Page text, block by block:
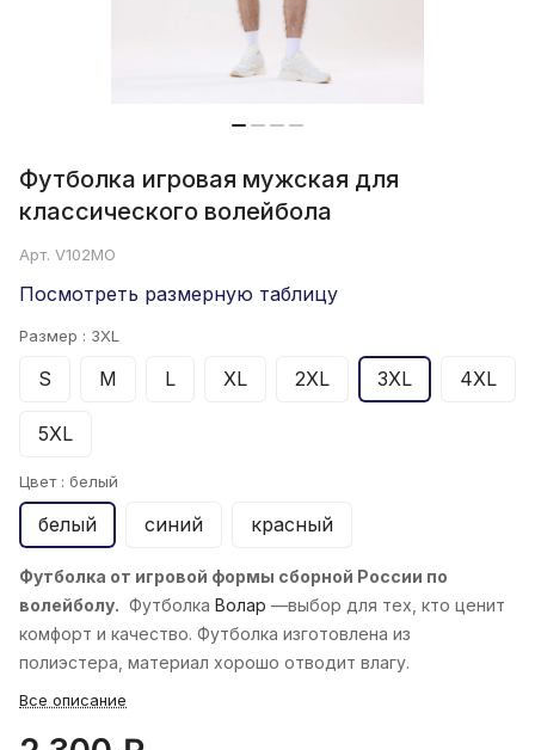
Футболка игровая мужская для
классического волейбола
Арт. V102MO
Посмотреть размерную таблицу
Размер : 3XL
S M L XL 2XL 3XL 4XL
5XL
Цвет : белый
белый синий красный
Футболка от игровой формы сборной России по
волейболу. Футболка Волар —выбор для тех, кто ценит
комфорт и качество. Футболка изготовлена из
полиэстера, материал хорошо отводит влагу.
Все описание